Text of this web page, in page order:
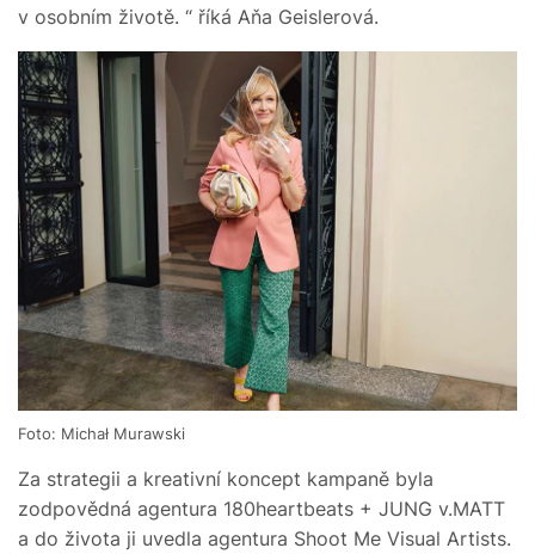
v osobním životě. “ říká Aňa Geislerová.
Foto: Michał Murawski
Za strategii a kreativní koncept kampaně byla
zodpovědná agentura 180heartbeats + JUNG v.MATT
a do života ji uvedla agentura Shoot Me Visual Artists.